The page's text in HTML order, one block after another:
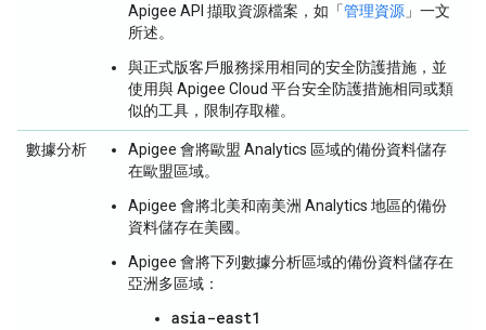
Apigee API 擷取資源檔案，如「管理資源 」一文
所述。
與正式版客戶服務採用相同的安全防護措施，並
使用與 Apigee Cloud 平台安全防護措施相同或類
似的工具，限制存取權。
數據分析
Apigee 會將歐盟 Analytics 區域的備份資料儲存
在歐盟區域。
Apigee 會將北美和南美洲 Analytics 地區的備份
資料儲存在美國。
Apigee 會將下列數據分析區域的備份資料儲存在
亞洲多區域：
asia-east1